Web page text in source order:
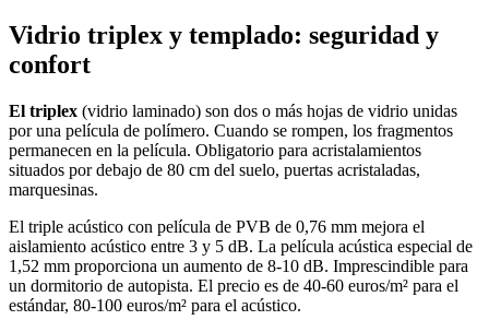
Vidrio triplex y templado: seguridad y
confort
El triplex (vidrio laminado) son dos o más hojas de vidrio unidas
por una película de polímero. Cuando se rompen, los fragmentos
permanecen en la película. Obligatorio para acristalamientos
situados por debajo de 80 cm del suelo, puertas acristaladas,
marquesinas.
El triple acústico con película de PVB de 0,76 mm mejora el
aislamiento acústico entre 3 y 5 dB. La película acústica especial de
1,52 mm proporciona un aumento de 8-10 dB. Imprescindible para
un dormitorio de autopista. El precio es de 40-60 euros/m² para el
estándar, 80-100 euros/m² para el acústico.